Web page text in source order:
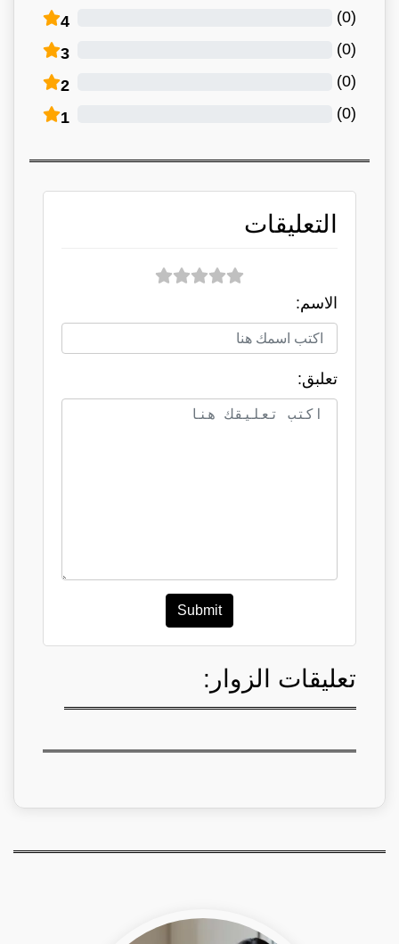
4 (
0
)
3 (
0
)
2 (
0
)
1 (
0
)
التعليقات
الاسم:
تعلبق:
Submit
تعليقات الزوار: